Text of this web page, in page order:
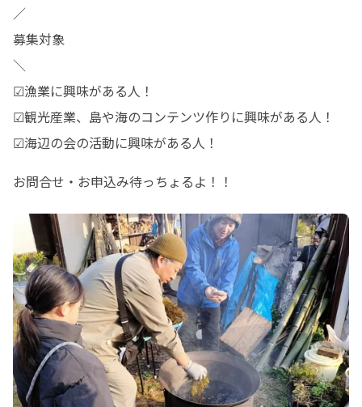
／
募集対象
＼
☑漁業に興味がある人！
☑観光産業、島や海のコンテンツ作りに興味がある人！
☑海辺の会の活動に興味がある人！
お問合せ・お申込み待っちょるよ！！